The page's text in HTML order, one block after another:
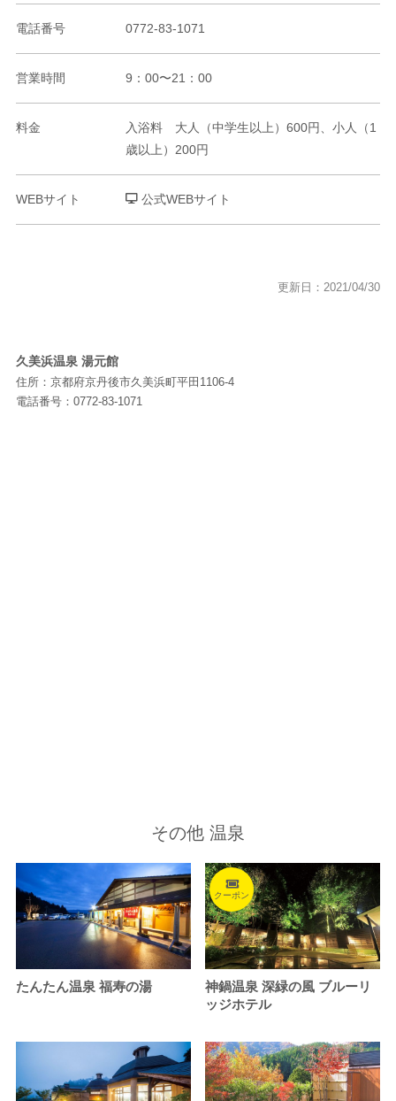
電話番号 0772-83-1071
営業時間 9：00〜21：00
料金
入浴料 大人（中学生以上）600円、小人（1
歳以上）200円
WEBサイト 公式WEBサイト
更新日：2021/04/30
久美浜温泉 湯元館
住所：京都府京丹後市久美浜町平田1106-4
電話番号：0772-83-1071
その他 温泉
たんたん温泉 福寿の湯
神鍋温泉 深緑の風 ブルーリ
ッジホテル
クーポン